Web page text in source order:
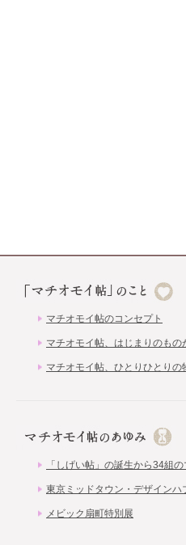
マチオモイ帖のコンセプト
マチオモイ帖、はじまりのもの
マチオモイ帖、ひとりひとりの
「しげい帖」の誕生から34組
東京ミッドタウン・デザインハ
メビック扇町特別展